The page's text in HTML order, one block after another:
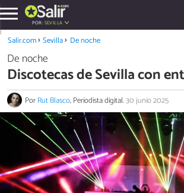
POR: SEVILLA
Salir.com Sevilla De noche
De noche
Discotecas de Sevilla con
PorRut Blasco, Periodista digital.30 junio 2025